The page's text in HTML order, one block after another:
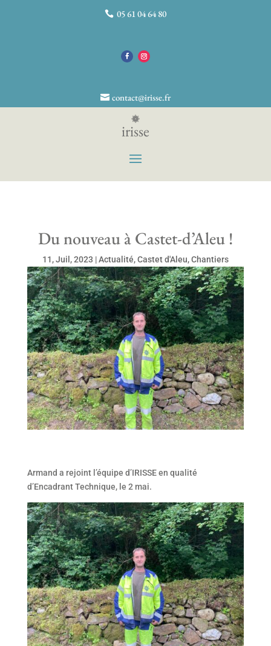
05 61 04 64 80
contact@irisse.fr
irisse
Du nouveau à Castet-d’Aleu !
11, Juil, 2023 |Actualité,Castet d'Aleu,Chantiers
Armand a rejoint l’équipe d’IRISSE en qualité
d’Encadrant Technique, le 2 mai.